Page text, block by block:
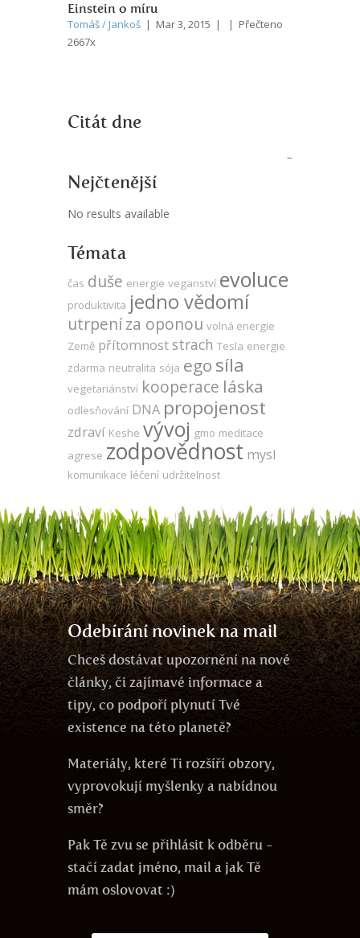
Einstein o míru
Tomáš / Jankoš | Mar 3, 2015 | | Přečteno
2667x
Citát dne
Nejčtenější
No results available
Témata
čas duše energie veganství evoluce
produktivita jedno vědomí
utrpeníza oponou volná energie
Země přítomnoststrach Tesla energie
zdarma neutralita sója ego síla
vegetariánství kooperace láska
odlesňování DNA propojenost
zdraví Keshe vývoj gmo meditace
agrese zodpovědnost mysl
komunikace léčení udržitelnost
Odebírání novinek na mail
Chceš dostávat upozornění na nové
články, či zajímavé informace a
tipy, co podpoří plynutí Tvé
existence na této planetě?
Materiály, které Ti rozšíří obzory,
vyprovokují myšlenky a nabídnou
směr?
Pak Tě zvu se přihlásit k odběru -
stačí zadat jméno, mail a jak Tě
mám oslovovat :)